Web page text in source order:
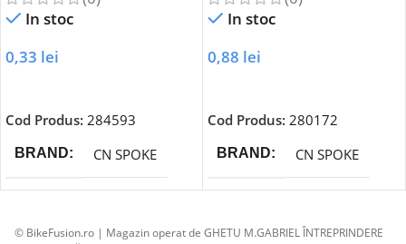
In stoc
0,33 lei
Cod Produs: 284593
BRAND CN SPOKE
In stoc
0,88 lei
Cod Produs: 280172
BRAND CN SPOKE
© BikeFusion.ro | Magazin operat de GHETU M.GABRIEL ÎNTREPRINDERE